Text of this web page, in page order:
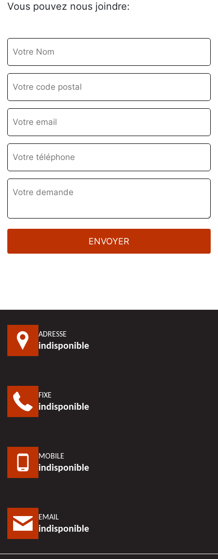
Vous pouvez nous joindre:
ADRESSE
indisponible
FIXE
indisponible
MOBILE
indisponible
EMAIL
indisponible